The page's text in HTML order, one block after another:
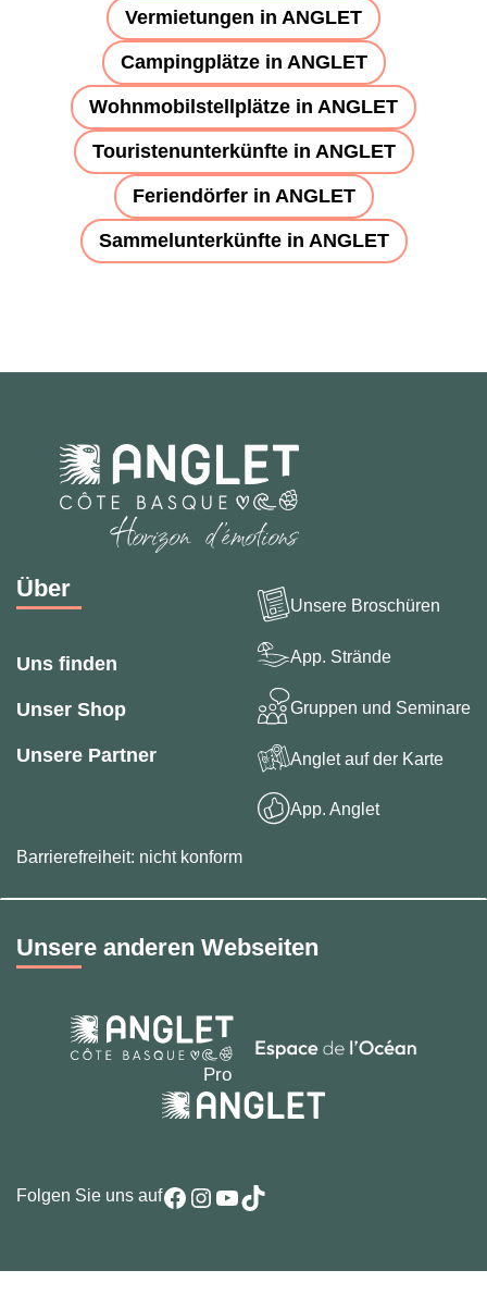
Vermietungen in ANGLET
Campingplätze in ANGLET
Wohnmobilstellplätze in ANGLET
Touristenunterkünfte in ANGLET
Feriendörfer in ANGLET
Sammelunterkünfte in ANGLET
Über
Uns finden
Unser Shop
Unsere Partner
Unsere Broschüren
App. Strände
Gruppen und Seminare
Anglet auf der Karte
App. Anglet
Barrierefreiheit: nicht konform
Unsere anderen Webseiten
Folgen Sie uns aufFacebook
Instagram
YouTube
TikTok